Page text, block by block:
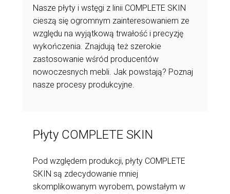
Nasze płyty i wstęgi z linii COMPLETE SKIN
cieszą się ogromnym zainteresowaniem ze
względu na wyjątkową trwałość i precyzję
wykończenia. Znajdują też szerokie
zastosowanie wśród producentów
nowoczesnych mebli. Jak powstają? Poznaj
nasze procesy produkcyjne.
Płyty COMPLETE SKIN
Pod względem produkcji, płyty COMPLETE
SKIN są zdecydowanie mniej
skomplikowanym wyrobem, powstałym w